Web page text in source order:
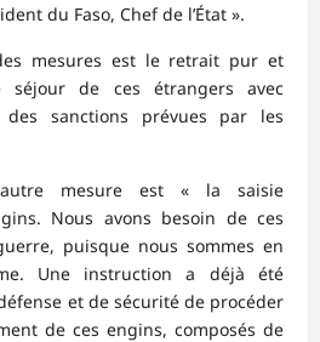
du Faso, Chef de l’État ».
mesures est le retrait pur et
de ces étrangers avec
des sanctions prévues par les
mesure est « la saisie
Nous avons besoin de ces
puisque nous sommes en
Une instruction a déjà été
et de sécurité de procéder
de ces engins, composés de